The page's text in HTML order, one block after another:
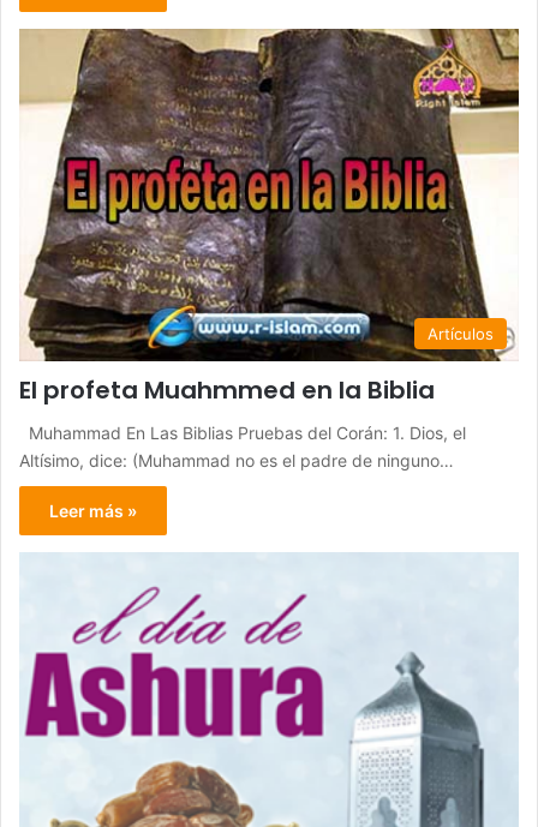
Artículos
El profeta Muahmmed en la Biblia
Muhammad En Las Biblias Pruebas del Corán: 1. Dios, el
Altísimo, dice: (Muhammad no es el padre de ninguno…
Leer más »